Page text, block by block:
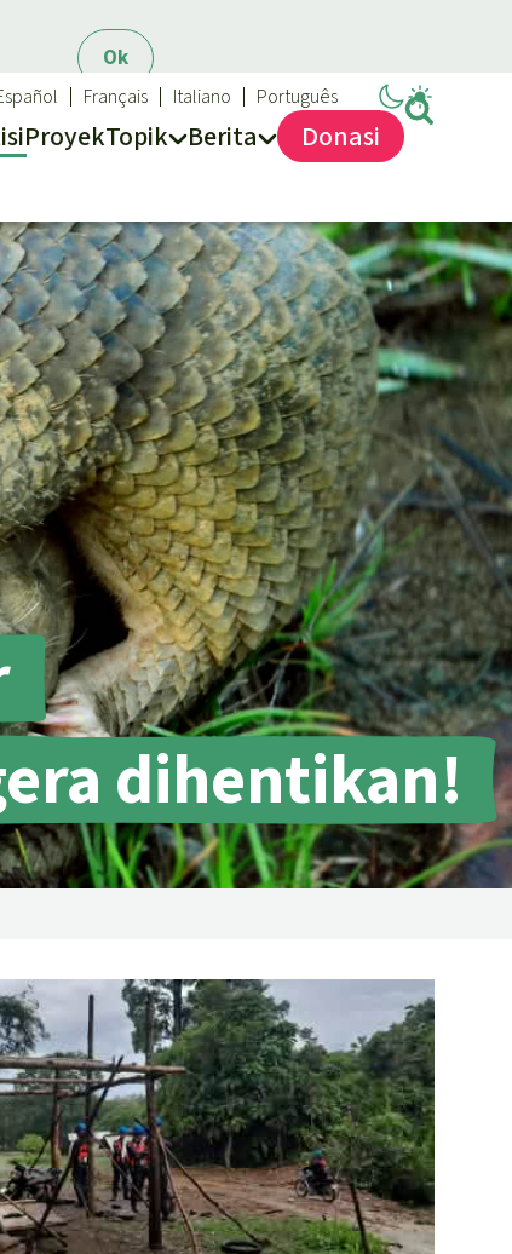
Ok
ProyekTopik
Topik kami
Biodiversitas
Pertambangan
Iklim
Hutan Hujan
Kawasan lindung
Mobil listrik
Hak-hak Alam
Biodiesel
Minyak Sawit
Semen
Kayu tropis
Peternakan masal
Masyarakat Adat
Berita
Sukses dan Berita demi Hutan Hujan
Updates
Sukses
Français Italiano Português
Donasi
Perlindungan hutan
hujan di seluruh dunia
Donate
dihentikan!